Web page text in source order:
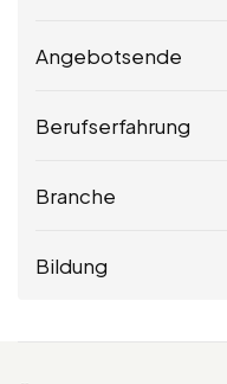
Angebotsende
Berufserfahrung
Branche
Bildung